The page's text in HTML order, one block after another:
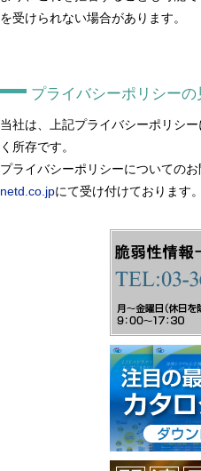
を受けられない場合があります。
プライバシーポリシー
当社は、上記プライバシーポリシ
く所存です。
プライバシーポリシーについてのお
netd.co.jpにて受け付けております。